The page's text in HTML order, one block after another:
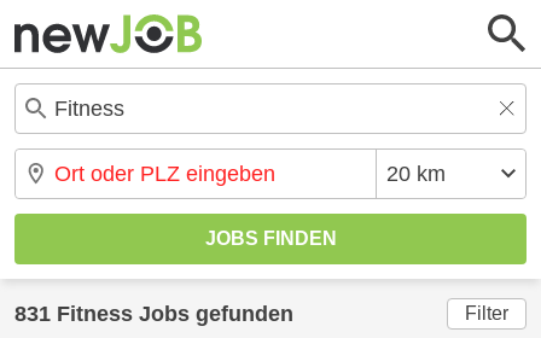
831 Fitness Jobs gefunden Filter